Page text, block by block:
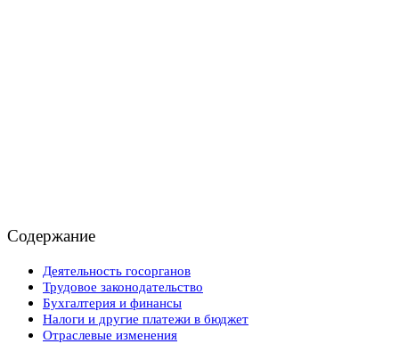
Содержание
Деятельность госорганов
Трудовое законодательство
Бухгалтерия и финансы
Налоги и другие платежи в бюджет
Отраслевые изменения